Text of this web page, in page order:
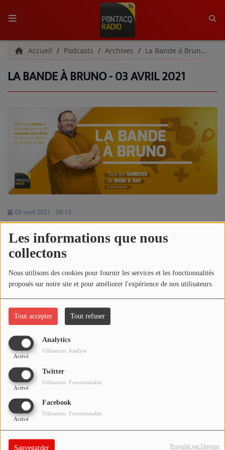
Les informations que nous
collectons
Nous utilisons des cookies pour fournir les services et les fonctionnalités
proposés sur notre site et pour améliorer l'expérience de nos utilisateurs.
Tout accepter Tout refuser
Analytics
Activé
Utilisation: Analyse
Twitter
Activé
Utilisation: Fonctionnalité
Facebook
Activé
Utilisation: Fonctionnalité
Sauvegarder Propulsé par Orejime
ACCUEIL
RADIO
L'ÉQUIPE
GRILLE DES PROGRAMMES
C'ÉTAIT QUOI CE TITRE ?
MÉDIAS
PODCASTS - SAISON 2026/2027
NOS PROGRAMMES COURTS
ARCHIVES - SAISONS PASSÉES
VOS ÉMISSIONS EN IMAGES
PHOTOS
ANNONCEURS & ESPACE PRO
VOTRE PUBLICITÉ SUR PONTACQ RADIO
LOCATION DE STUDIOS
ÉDUCATION AUX MÉDIAS ET À
L'INFORMATION
EN QUOI ÇA CONSISTE ?
ÉCOUTEZ LES PRODUCTIONS
Accueil Podcasts Archives La Bande à Bruno | Archives
LA BANDE À BRUNO - 03 AVRIL 2021
03 avril 2021 - 08:15
Écouter le podcast
Télécharger le podcast
Réécoutez l'émission LA BANDE À BRUNO du samedi 03 avril
2021 !